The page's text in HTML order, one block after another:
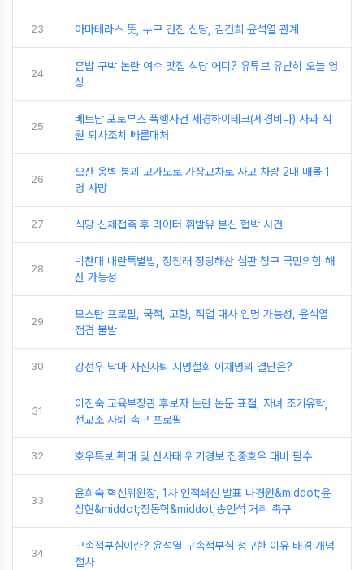
23 아마테라스 뜻, 누구 건진 신당, 김건희 윤석열 관계
24
혼밥 구박 논란 여수 맛집 식당 어디? 유튜브 유난히 오늘 영
상
25
베트남 포토부스 폭행사건 세경하이테크(세경비나) 사과 직
원 퇴사조치 빠른대처
26
오산 옹벽 붕괴 고가도로 가장교차로 사고 차량 2대 매몰 1
명 사망
27 식당 신체접촉 후 라이터 휘발유 분신 협박 사건
28
박찬대 내란특별법, 정청래 정당해산 심판 청구 국민의힘 해
산 가능성
29
모스탄 프로필, 국적, 고향, 직업 대사 임명 가능성, 윤석열
접견 불발
30 강선우 낙마 자진사퇴 지명철회 이재명의 결단은?
31
이진숙 교육부장관 후보자 논란 논문 표절, 자녀 조기유학,
전교조 사퇴 촉구 프로필
32 호우특보 확대 및 산사태 위기경보 집중호우 대비 필수
33
윤희숙 혁신위원장, 1차 인적쇄신 발표 나경원&middot;윤
상현&middot;장동혁&middot;송언석 거취 촉구
34
구속적부심이란? 윤석열 구속적부심 청구한 이유 배경 개념
절차